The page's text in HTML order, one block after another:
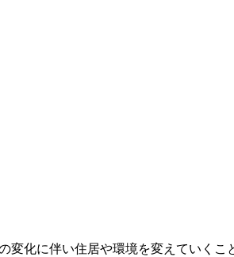
化に伴い住居や環境を変えていくこ